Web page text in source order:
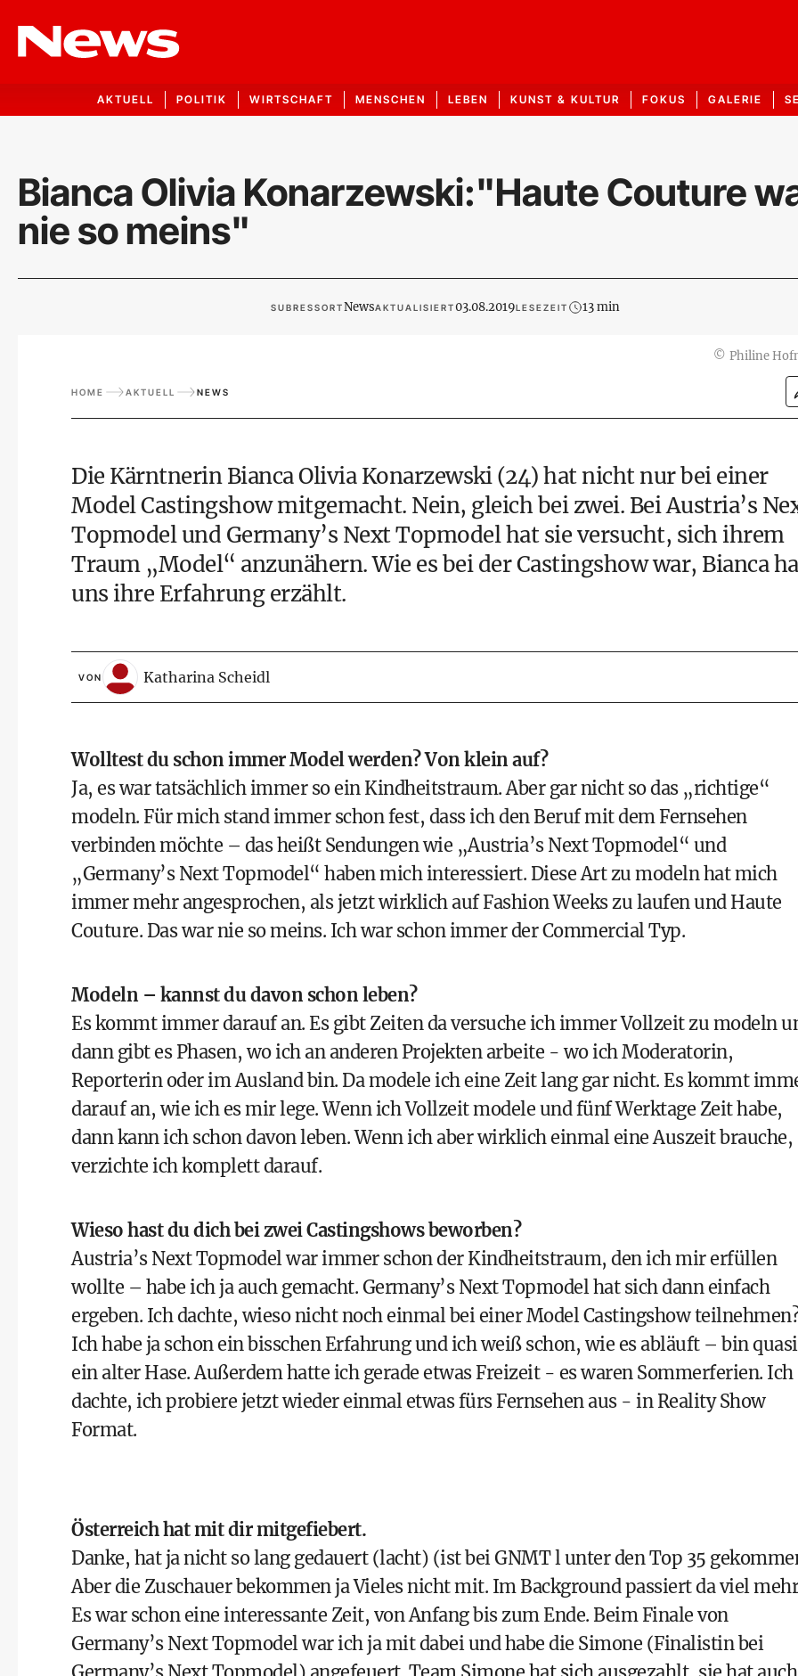
AKTUELL POLITIK WIRTSCHAFT MENSCHEN LEBEN KUNST & KULTUR FOKUS GALERIE
Bianca Olivia Konarzewski:"Haute Couture
nie so meins"
SUBRESSORTNewsAKTUALISIERT03.08.2019LESEZEIT 13 min
© Philine
HOME AKTUELL NEWS
Die Kärntnerin Bianca Olivia Konarzewski (24) hat nicht nur bei einer
Model Castingshow mitgemacht. Nein, gleich bei zwei. Bei Austria’s
Topmodel und Germany’s Next Topmodel hat sie versucht, sich ihrem
Traum „Model“ anzunähern. Wie es bei der Castingshow war, Bianca
uns ihre Erfahrung erzählt.
VON Katharina Scheidl
Wolltest du schon immer Model werden? Von klein auf?
Ja, es war tatsächlich immer so ein Kindheitstraum. Aber gar nicht so das „richtige“
modeln. Für mich stand immer schon fest, dass ich den Beruf mit dem Fernsehen
verbinden möchte – das heißt Sendungen wie „Austria’s Next Topmodel“ und
„Germany’s Next Topmodel“ haben mich interessiert. Diese Art zu modeln hat mich
immer mehr angesprochen, als jetzt wirklich auf Fashion Weeks zu laufen und Haute
Couture. Das war nie so meins. Ich war schon immer der Commercial Typ.
Modeln – kannst du davon schon leben?
Es kommt immer darauf an. Es gibt Zeiten da versuche ich immer Vollzeit zu modeln
dann gibt es Phasen, wo ich an anderen Projekten arbeite - wo ich Moderatorin,
Reporterin oder im Ausland bin. Da modele ich eine Zeit lang gar nicht. Es kommt
darauf an, wie ich es mir lege. Wenn ich Vollzeit modele und fünf Werktage Zeit habe,
dann kann ich schon davon leben. Wenn ich aber wirklich einmal eine Auszeit brauche,
verzichte ich komplett darauf.
Wieso hast du dich bei zwei Castingshows beworben?
Austria’s Next Topmodel war immer schon der Kindheitstraum, den ich mir erfüllen
wollte – habe ich ja auch gemacht. Germany’s Next Topmodel hat sich dann einfach
ergeben. Ich dachte, wieso nicht noch einmal bei einer Model Castingshow
Ich habe ja schon ein bisschen Erfahrung und ich weiß schon, wie es abläuft – bin quasi
ein alter Hase. Außerdem hatte ich gerade etwas Freizeit - es waren Sommerferien. Ich
dachte, ich probiere jetzt wieder einmal etwas fürs Fernsehen aus - in Reality Show
Format.
Österreich hat mit dir mitgefiebert.
Danke, hat ja nicht so lang gedauert (lacht) (ist bei GNMT l unter den Top 35
Aber die Zuschauer bekommen ja Vieles nicht mit. Im Background passiert da viel
Es war schon eine interessante Zeit, von Anfang bis zum Ende. Beim Finale von
Germany’s Next Topmodel war ich ja mit dabei und habe die Simone (Finalistin bei